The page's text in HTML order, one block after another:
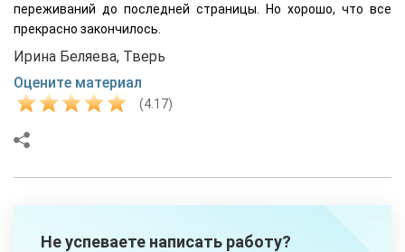
переживаний до последней страницы. Но хорошо, что все
прекрасно закончилось.
Ирина Беляева, Тверь
Оцените материал
(4.17)
Не успеваете написать работу?